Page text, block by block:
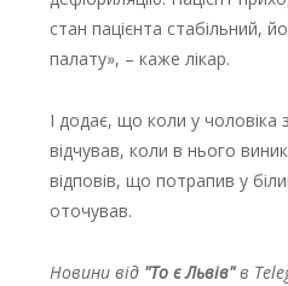
стан пацієнта стабільний,
палату», – каже лікар.
І додає, що коли у чоловіка
відчував, коли в нього
відповів, що потрапив у
оточував.
Новини від "То є Львів"в